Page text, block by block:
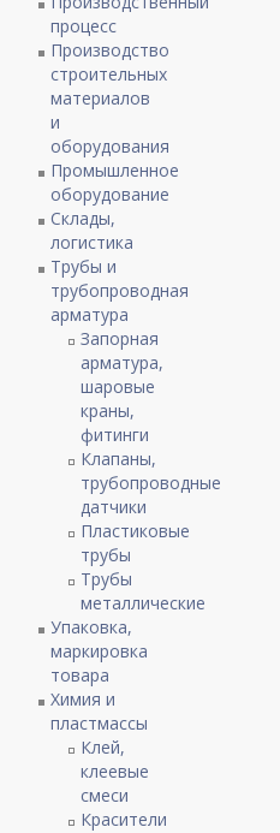
процесс
Производство
строительных
материалов
и
оборудования
Промышленное
оборудование
Склады,
логистика
Трубы и
трубопроводная
арматура
Запорная
арматура,
шаровые
краны,
фитинги
Клапаны,
трубопроводные
датчики
Пластиковые
трубы
Трубы
металлические
Упаковка,
маркировка
товара
Химия и
пластмассы
Клей,
клеевые
смеси
Красители